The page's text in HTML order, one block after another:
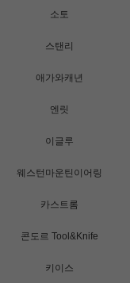
소토
스탠리
애가와캐년
엔릿
이글루
웨스턴마운틴이어링
카스트롬
콘도르 Tool&Knife
키이스